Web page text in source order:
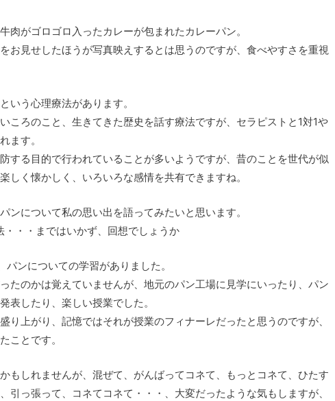
肉がゴロゴロ入ったカレーが包まれたカレーパン。
お見せしたほうが写真映えするとは思うのですが、食べやすさを重視
いう心理療法があります。
ころのこと、生きてきた歴史を話す療法ですが、セラピストと1対1や
ます。
する目的で行われていることが多いようですが、昔のことを世代が似
しく懐かしく、いろいろな感情を共有できますね。
ンについて私の思い出を語ってみたいと思います。
・・・まではいかず、回想でしょうか
ンについての学習がありました。
たのかは覚えていませんが、地元のパン工場に見学にいったり、パン
表したり、楽しい授業でした。
り上がり、記憶ではそれが授業のフィナーレだったと思うのですが、
ことです。
もしれませんが、混ぜて、がんばってコネて、もっとコネて、ひたす
引っ張って、コネてコネて・・・、大変だったような気もしますが、